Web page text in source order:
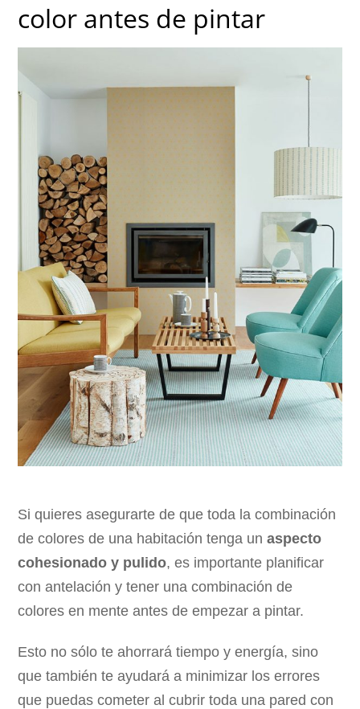
color antes de pintar
Si quieres asegurarte de que toda la combinación
de colores de una habitación tenga unaspecto
cohesionado y pulido, es importante planificar
con antelación y tener una combinación de
colores en mente antes de empezar a pintar.
Esto no sólo te ahorrará tiempo y energía, sino
que también te ayudará a minimizar los errores
que puedas cometer al cubrir toda una pared con